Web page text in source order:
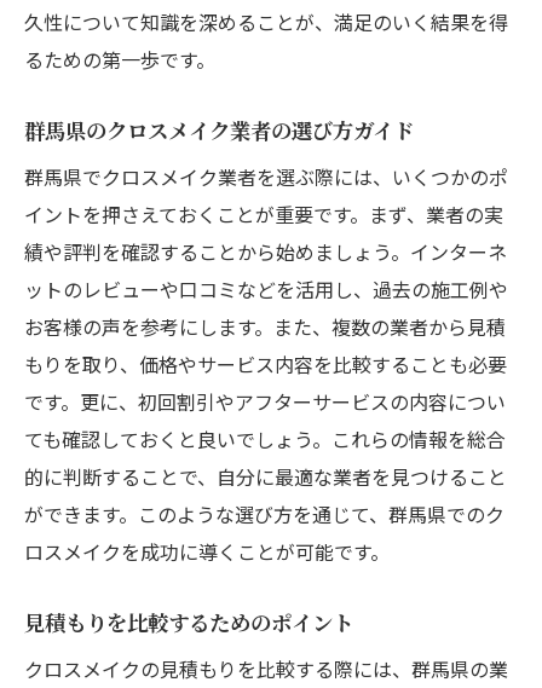
久性について知識を深めることが、満足のいく結果を得
るための第一歩です。
群馬県のクロスメイク業者の選び方ガイド
群馬県でクロスメイク業者を選ぶ際には、いくつかのポ
イントを押さえておくことが重要です。まず、業者の実
績や評判を確認することから始めましょう。インターネ
ットのレビューや口コミなどを活用し、過去の施工例や
お客様の声を参考にします。また、複数の業者から見積
もりを取り、価格やサービス内容を比較することも必要
です。更に、初回割引やアフターサービスの内容につい
ても確認しておくと良いでしょう。これらの情報を総合
的に判断することで、自分に最適な業者を見つけること
ができます。このような選び方を通じて、群馬県でのク
ロスメイクを成功に導くことが可能です。
見積もりを比較するためのポイント
クロスメイクの見積もりを比較する際には、群馬県の業